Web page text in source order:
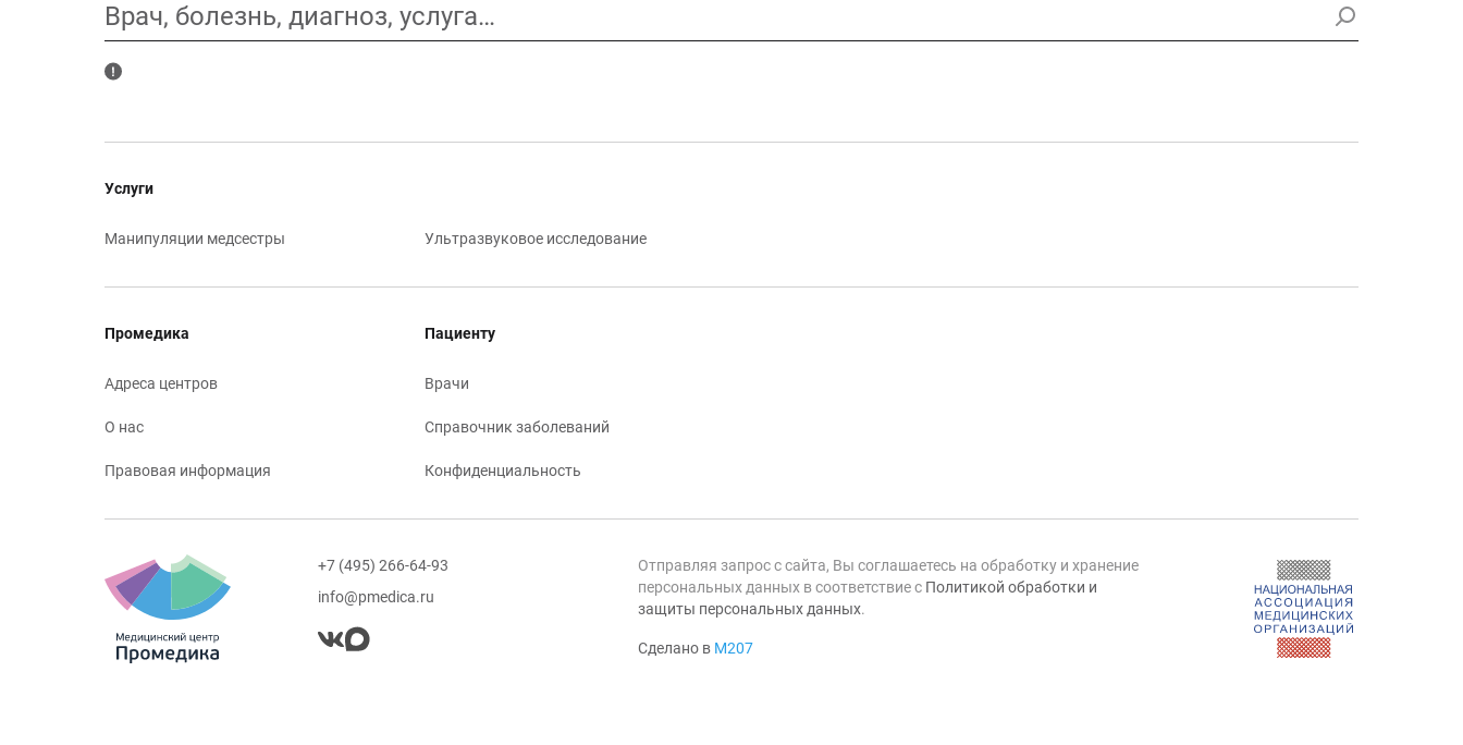
Врач, болезнь, диагноз, услуга…
Услуги
Манипуляции медсестры Ультразвуковое исследование
Промедика
Адреса центров
О нас
Правовая информация
Пациенту
Врачи
Справочник заболеваний
Конфиденциальность
+7 (495) 266-64-93
info@pmedica.ru
Отправляя запрос с сайта, Вы соглашаетесь на обработку и хранение
персональных данных в соответствие с Политикой обработки и
защиты персональных данных.
Сделано в М207